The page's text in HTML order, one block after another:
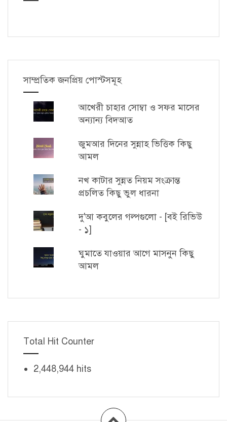
সাম্প্রতিক জনপ্রিয় পোস্টসমূহ
আখেরী চাহার সোম্বা ও সফর মাসের
অন্যান্য বিদআত
জুমআর দিনের সুন্নাহ ভিত্তিক কিছু
আমল
নখ কাটার সুন্নত নিয়ম সংক্রান্ত
প্রচলিত কিছু ভুল ধারনা
দু'আ কবুলের গল্পগুলো - [বই রিভিউ
- ১]
ঘুমাতে যাওয়ার আগে মাসনুন কিছু
আমল
Total Hit Counter
2,448,944 hits